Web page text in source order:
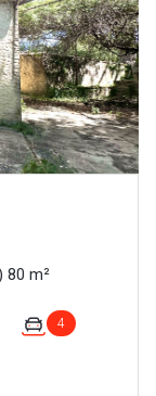
Maison 5 pièce(s) 4 chambre(s) 80 m²
4